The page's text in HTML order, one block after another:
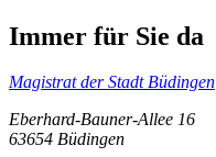
Immer für Sie da
Magistrat der Stadt Büdingen
Eberhard-Bauner-Allee 16
63654 Büdingen